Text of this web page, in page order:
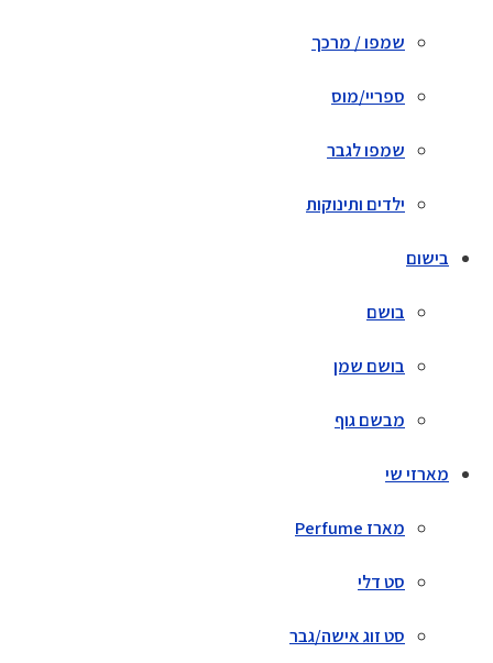
שמפו / מרכך
ספריי/מוס
שמפו לגבר
ילדים ותינוקות
בישום
בושם
בושם שמן
מבשם גוף
מארזי שי
מארז Perfume
סט דלי
סט זוג אישה/גבר